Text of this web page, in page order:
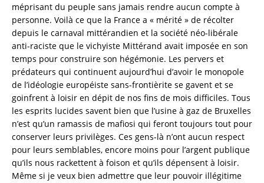
méprisant du peuple sans jamais rendre aucun compte à
personne. Voilà ce que la France a « mérité » de récolter
depuis le carnaval mittérandien et la société néo-libérale
anti-raciste que le vichyiste Mittérand avait imposée en son
temps pour construire son hégémonie. Les pervers et
prédateurs qui continuent aujourd’hui d’avoir le monopole
de l’idéologie européiste sans-frontièrite se gavent et se
goinfrent à loisir en dépit de nos fins de mois difficiles. Tous
les esprits lucides savent bien que l’usine à gaz de Bruxelles
n’est qu’un ramassis de mafiosi qui feront toujours tout pour
conserver leurs privilèges. Ces gens-là n’ont aucun respect
pour leurs semblables, encore moins pour l’argent publique
qu’ils nous rackettent à foison et qu’ils dépensent à loisir.
Même si je veux bien admettre que leur pouvoir illégitime